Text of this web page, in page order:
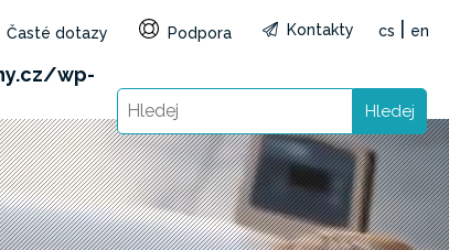
Failed to open stream: HTTP
wp-
Časté dotazy Podpora Kontakty cs en
Hledej